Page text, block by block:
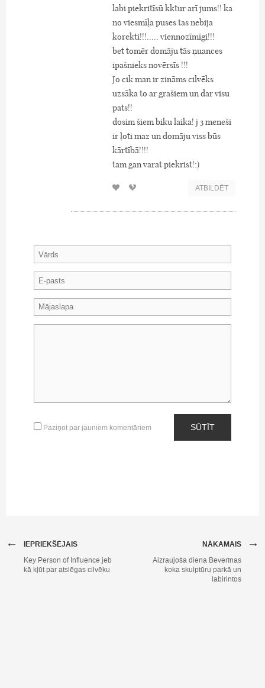
labi piekritīsū kktur arī jums!! ka
no viesmīļa puses tas nebija
korekti!!!..... viennozīmīgi!!!
bet tomēr domāju tās ņuances
ipašnieks novērsīs !!!
Jo cik man ir zināms cilvēks
uzsāka to ar grašiem un dar visu
pats!!
dosim šiem biku laika! j 3 meneši
ir ļoti maz un domāju viss būs
kārtībā!!!!
tam gan varat piekrist!:)
ATBILDĒT
Paziņot par jauniem komentāriem SŪTĪT
IEPRIEKŠĒJAIS
←
Key Person of Influence jeb
kā kļūt par atslēgas cilvēku
NĀKAMAIS →
Aizraujoša diena Beverīnas
koka skulptūru parkā un
labirintos